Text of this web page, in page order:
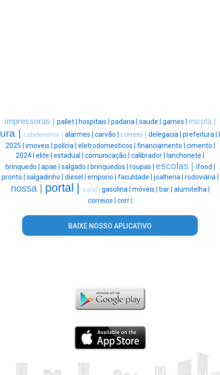
impressoras | pallet | hospitais | padaria | saude | games | escola |
ura | cabeleireiros | alarmes | carvão | correio | delegacia | prefeitura |
2025 | imoveis | polícia | eletrodomesticos | financiamento | cimento |
2024 | elite | estadual | comunicação | calibrador |
lanchonete |
brinquedo | apae | salgado | brinquedos | roupas | escolas | ifood |
pronto | salgadinho | diesel | emporio | faculdade | joalheria | rodoviária |
nossa | portal | icaraí | gasolina | móveis | bar | alumitelha |
correios | corr |
BAIXE NOSSO APLICATIVO